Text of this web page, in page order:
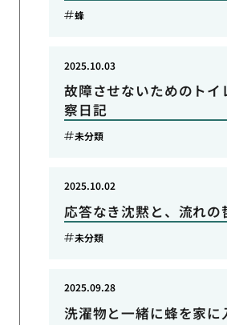
蜂
故障させないためのトイ
察日記
2025.10.03
未分類
応答なき沈黙と、流れの
2025.10.02
未分類
洗濯物と一緒に蜂を家に
2025.09.28